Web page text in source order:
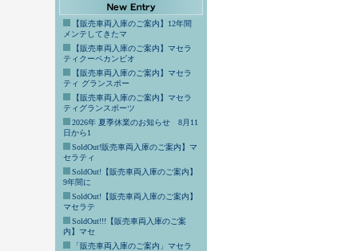
【販売車両入庫のご案内】12年間
メンテしてきたマ
【販売車両入庫のご案内】マセラ
ティクーペカンビオ
【販売車両入庫のご案内】マセラ
ティ グランスポー
【販売車両入庫のご案内】マセラ
ティグランスポーツ
2026年 夏季休業のお知らせ 8月11
日から1
SoldOut!販売車両入庫のご案内】マ
セラティ
SoldOut!【販売車両入庫のご案内】
9年間に
SoldOut!【販売車両入庫のご案内】
マセラテ
SoldOut!!!【販売車両入庫のご案
内】マセ
「販売車両入庫のご案内」マセラ